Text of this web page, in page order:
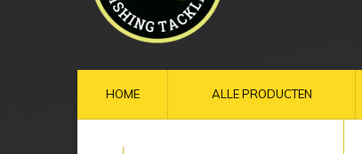
HOME ALLE PRODUCTEN